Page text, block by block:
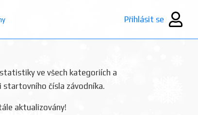
Přihlásit se
ve všech kategoriích a
startovního čísla závodníka.
aktualizovány!